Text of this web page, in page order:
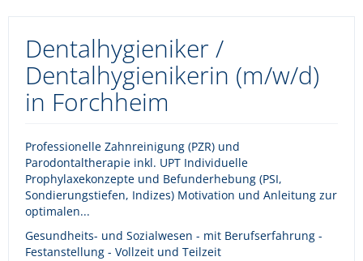
Dentalhygieniker /
Dentalhygienikerin (m/w/d)
in Forchheim
Professionelle Zahnreinigung (PZR) und
Parodontaltherapie inkl. UPT Individuelle
Prophylaxekonzepte und Befunderhebung (PSI,
Sondierungstiefen, Indizes) Motivation und Anleitung zur
optimalen...
Gesundheits- und Sozialwesen - mit Berufserfahrung -
Festanstellung - Vollzeit und Teilzeit